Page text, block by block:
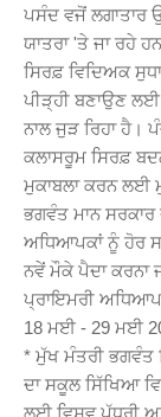
ਪਸੰਦ ਵਜੋਂ ਲਗਾਤਾਰ
ਯਾਤਰਾ 'ਤੇ ਜਾ ਰਹੇ
ਸਿਰਫ਼ ਵਿਦਿਅਕ
ਪੀੜ੍ਹੀ ਬਣਾਉਣ
ਨਾਲ ਜੁੜ ਰਿਹਾ ਹੈ।
ਕਲਾਸਰੂਮ ਸਿਰਫ਼
ਮੁਕਾਬਲਾ ਕਰਨ ਲਈ
ਭਗਵੰਤ ਮਾਨ ਸਰਕਾਰ
ਅਧਿਆਪਕਾਂ ਨੂੰ ਹੋਰ
ਨਵੇਂ ਮੌਕੇ ਪੈਦਾ ਕਰਨਾ
ਪ੍ਰਾਇਮਰੀ
18 ਮਈ - 29 ਮਈ
* ਮੁੱਖ ਮੰਤਰੀ ਭਗਵੰਤ
ਦਾ ਸਕੂਲ ਸਿੱਖਿਆ
ਲਈ ਵਿਸ਼ਵ ਪੱਧਰੀ